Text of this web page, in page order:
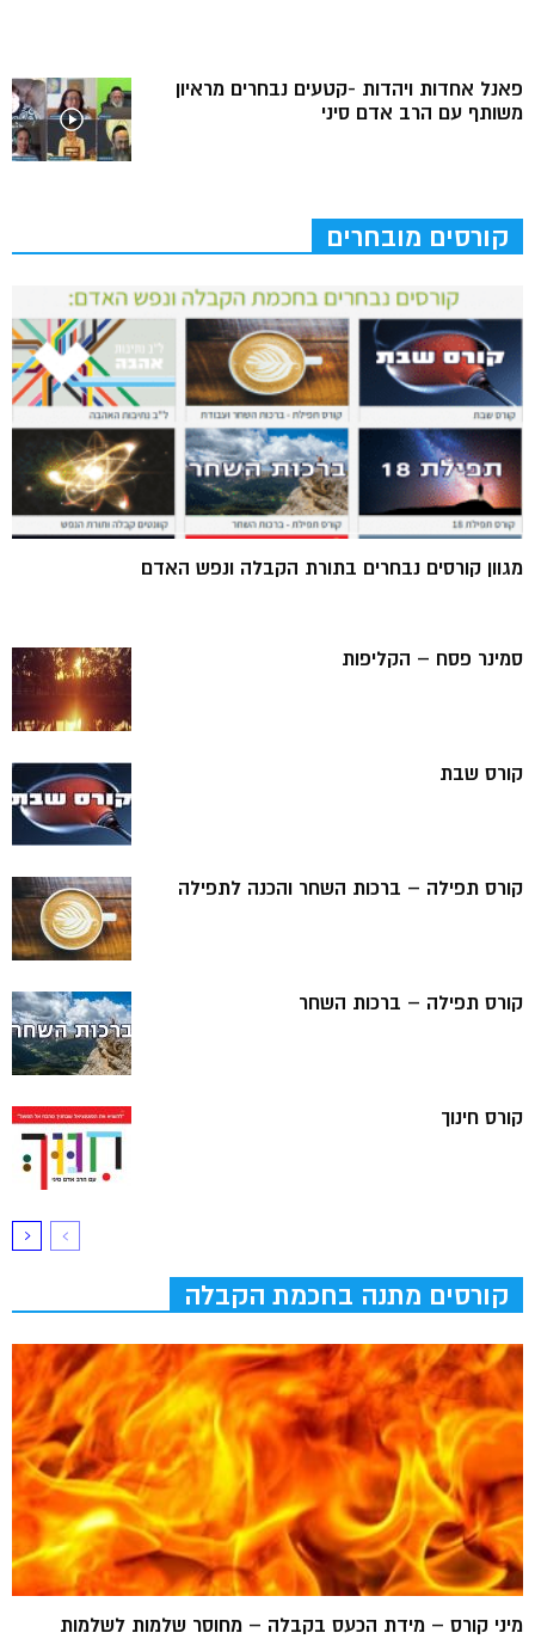
פאנל אחדות ויהדות -קטעים נבחרים מראיון
משותף עם הרב אדם סיני
קורסים מובחרים
מגוון קורסים נבחרים בתורת הקבלה ונפש האדם
סמינר פסח – הקליפות
קורס שבת
קורס תפילה – ברכות השחר והכנה לתפילה
קורס תפילה – ברכות השחר
קורס חינוך
קורסים מתנה בחכמת הקבלה
מיני קורס – מידת הכעס בקבלה – מחוסר שלמות לשלמות